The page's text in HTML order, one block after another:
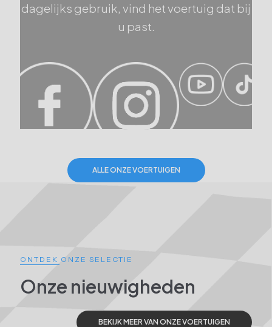
dagelijks gebruik, vind het voertuig dat bij
u past.
ALLE ONZE VOERTUIGEN
ONTDEK ONZE SELECTIE
Onze nieuwigheden
BEKIJK MEER VAN ONZE VOERTUIGEN